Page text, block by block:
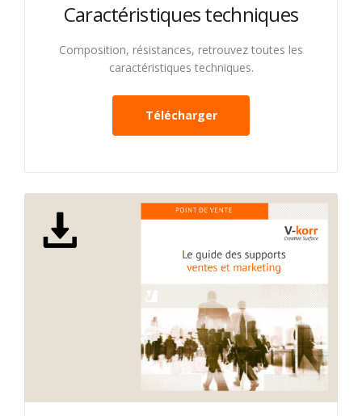
Caractéristiques techniques
Composition, résistances, retrouvez toutes les
caractéristiques techniques.
Télécharger